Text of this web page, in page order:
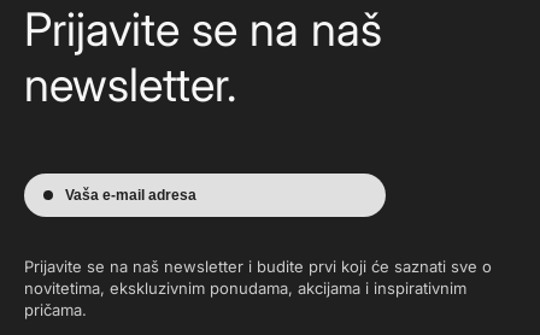
Prijavite se na naš
newsletter.
Vaša e-mail adresa
Prijavite se na naš newsletter i budite prvi koji će saznati sve o
novitetima, ekskluzivnim ponudama, akcijama i inspirativnim
pričama.